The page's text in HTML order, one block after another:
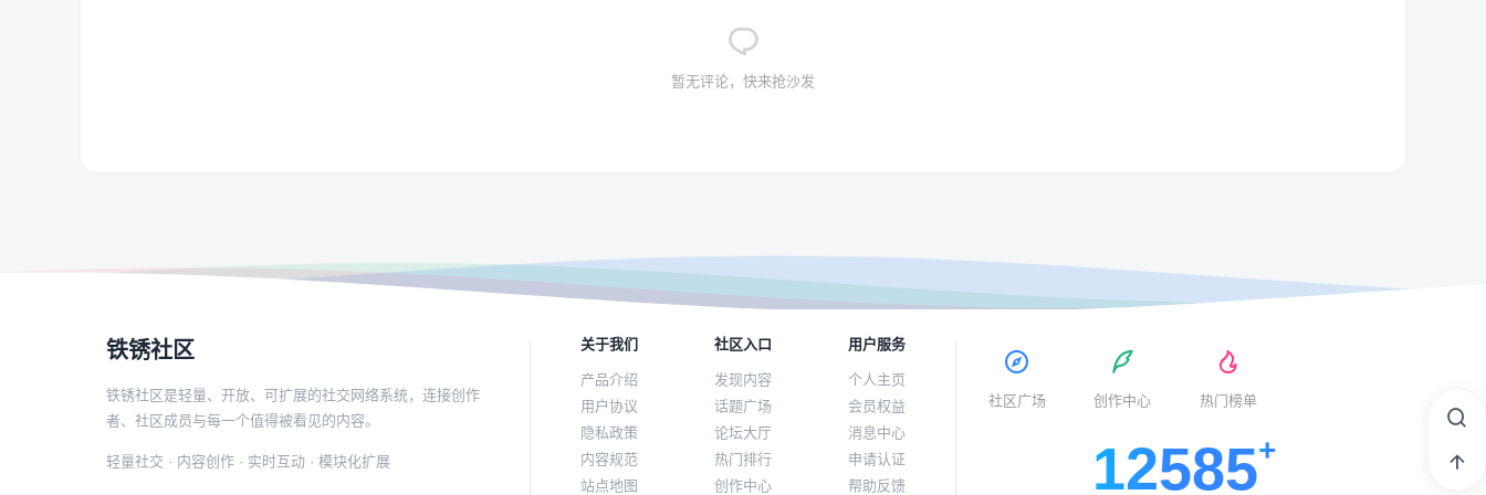
暂无评论，快来抢沙发
铁锈社区
铁锈社区是轻量、开放、可扩展的社交网络系统，连接创作
者、社区成员与每一个值得被看见的内容。
轻量社交 · 内容创作 · 实时互动 · 模块化扩展
关于我们
产品介绍
用户协议
隐私政策
内容规范
站点地图
社区入口
发现内容
话题广场
论坛大厅
热门排行
创作中心
用户服务
个人主页
会员权益
消息中心
申请认证
帮助反馈
社区广场 创作中心 热门榜单
12585